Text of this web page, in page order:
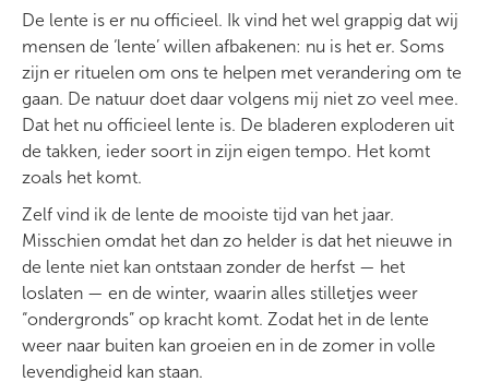
De lente is er nu officieel. Ik vind het wel grappig dat wij
mensen de ‘lente’ willen afbakenen: nu is het er. Soms
zijn er rituelen om ons te helpen met verandering om te
gaan. De natuur doet daar volgens mij niet zo veel mee.
Dat het nu officieel lente is. De bladeren exploderen uit
de takken, ieder soort in zijn eigen tempo. Het komt
zoals het komt.
Zelf vind ik de lente de mooiste tijd van het jaar.
Misschien omdat het dan zo helder is dat het nieuwe in
de lente niet kan ontstaan zonder de herfst — het
loslaten — en de winter, waarin alles stilletjes weer
“ondergronds” op kracht komt. Zodat het in de lente
weer naar buiten kan groeien en in de zomer in volle
levendigheid kan staan.